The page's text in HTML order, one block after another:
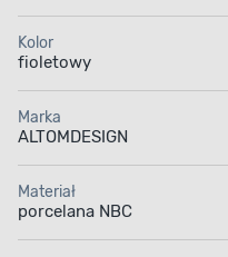
Kolor
fioletowy
Marka
ALTOMDESIGN
Materiał
porcelana NBC